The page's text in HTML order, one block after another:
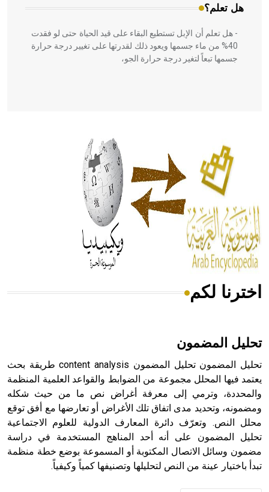
هل تعلم؟
- هل تعلم أن الإبل تستطيع البقاء على قيد الحياة حتى لو فقدت
40% من ماء جسمها ويعود ذلك لقدرتها على تغيير درجة حرارة
جسمها تبعاً لتغير درجة حرارة الجو،
الحكم، الأدلة، تنظيم التغذية، ورسالته في جروح الرأس. ويعود
له الفضل بأنه حرر الطب من الدين والفلسفة.
- هل تعلم أن المرجان إفراز حيواني يتكون في البحر ويتركب
من مادة كربونات الكلسيوم، وهو أحمر أو شديد الحمرة وهو
أجود أنواعه، ويمتاز بكبر الحجم ويسمى الش
هل تعلم أن الأبسيد كلمة فرنسية اللفظ تم اعتمادها مصطلحاً
- هل تعلم أن أبجر Abgar اسم معروف جيداً يعود إلى عدد من
الملوك الذين حكموا مدينة إديسا (الرها) من أبجر الأول وحتى
التاسع، وهم ينتسبون إلى أسرة أوسروين
اخترنا لكم
تحليل المضمون
تحليل المضمون تحليل المضمون content analysis طريقة بحث
يعتمد فيها المحلل مجموعة من الضوابط والقواعد العلمية المنظمة
والمحددة، وترمي إلى معرفة أغراض نص ما من حيث شكله
ومضمونه، وتحديد مدى اتفاق تلك الأغراض أو تعارضها مع أفق توقع
محلل النص. وتعرّف دائرة المعارف الدولية للعلوم الاجتماعية
تحليل المضمون على أنه أحد المناهج المستخدمة في دراسة
مضمون وسائل الاتصال المكتوبة أو المسموعة بوضع خطة منظمة
تبدأ باختيار عينة من النص لتحليلها وتصنيفها كمياً وكيفياً.